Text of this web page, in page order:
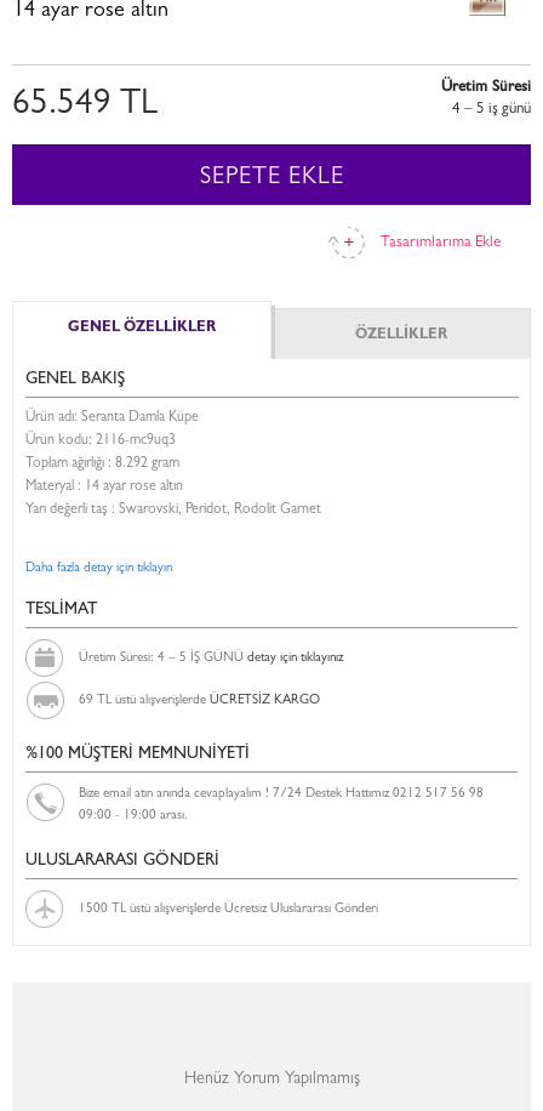
14 ayar rose altın
Tasarımlarıma Ekle
65.549 TL
Üretim Süresi
4 – 5 i̇ş günü
SEPETE EKLE
GENEL ÖZELLİKLER ÖZELLİKLER
GENEL BAKIŞ
Ürün adı: Seranta Damla Küpe
Ürün kodu: 2116-mc9uq3
Toplam ağırlığı : 8.292 gram
Materyal : 14 ayar rose altın
Yarı değerli taş : Swarovski, Peridot, Rodolit Garnet
Daha fazla detay için tıklayın
TESLİMAT
Üretim Süresi: 4 – 5 İŞ GÜNÜ detay için tıklayınız
69 TL üstü alışverişlerde ÜCRETSİZ KARGO
%100 MÜŞTERİ MEMNUNİYETİ
Bize email atın anında cevaplayalım ! 7/24 Destek Hattımız 0212 517 56 98
09:00 - 19:00 arası.
ULUSLARARASI GÖNDERİ
1500 TL üstü alışverişlerde Ücretsiz Uluslararası Gönderi
Henüz Yorum Yapılmamış